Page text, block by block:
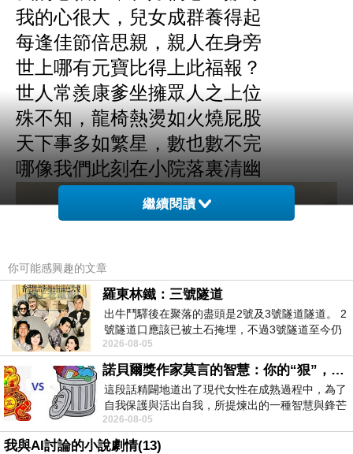
我的心很大，兒女成群養得起
每逢佳節倍思親，親人在身旁
世上哪有元寶比得上此福報？
世人常羨康爹坐擁眾人之上位
殊不知，龍椅熱燙如火燒屁股
天下事多如繁星，數也數不完
哪像我們此刻在小院落裏清幽
繼續閱讀
你可能感興趣的文章
羅東林鐵：三號隧道
出牛鬥驛後在聚落的盡頭是2號及3號隧道隧道。 2
號隧道口應該已被土石掩埋，不過3號隧道至今仍
存在。從台7丙牛鬥橋上往左岸上游方
2026-08-05
諾貝爾獎作家莫言的智慧：你的“狠”，才是最好的自我保護
這段話精闢地道出了現代女性在成熟過程中，為了
自我保護與活出自我，所提煉出的一種智慧與鋒芒
的平衡。 核心解讀與看法
2026-08-05
我與AI討論的小說劇情(13)